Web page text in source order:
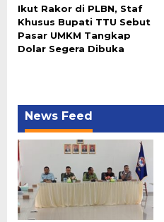
Ikut Rakor di PLBN, Staf
Khusus Bupati TTU Sebut
Pasar UMKM Tangkap
Dolar Segera Dibuka
News Feed